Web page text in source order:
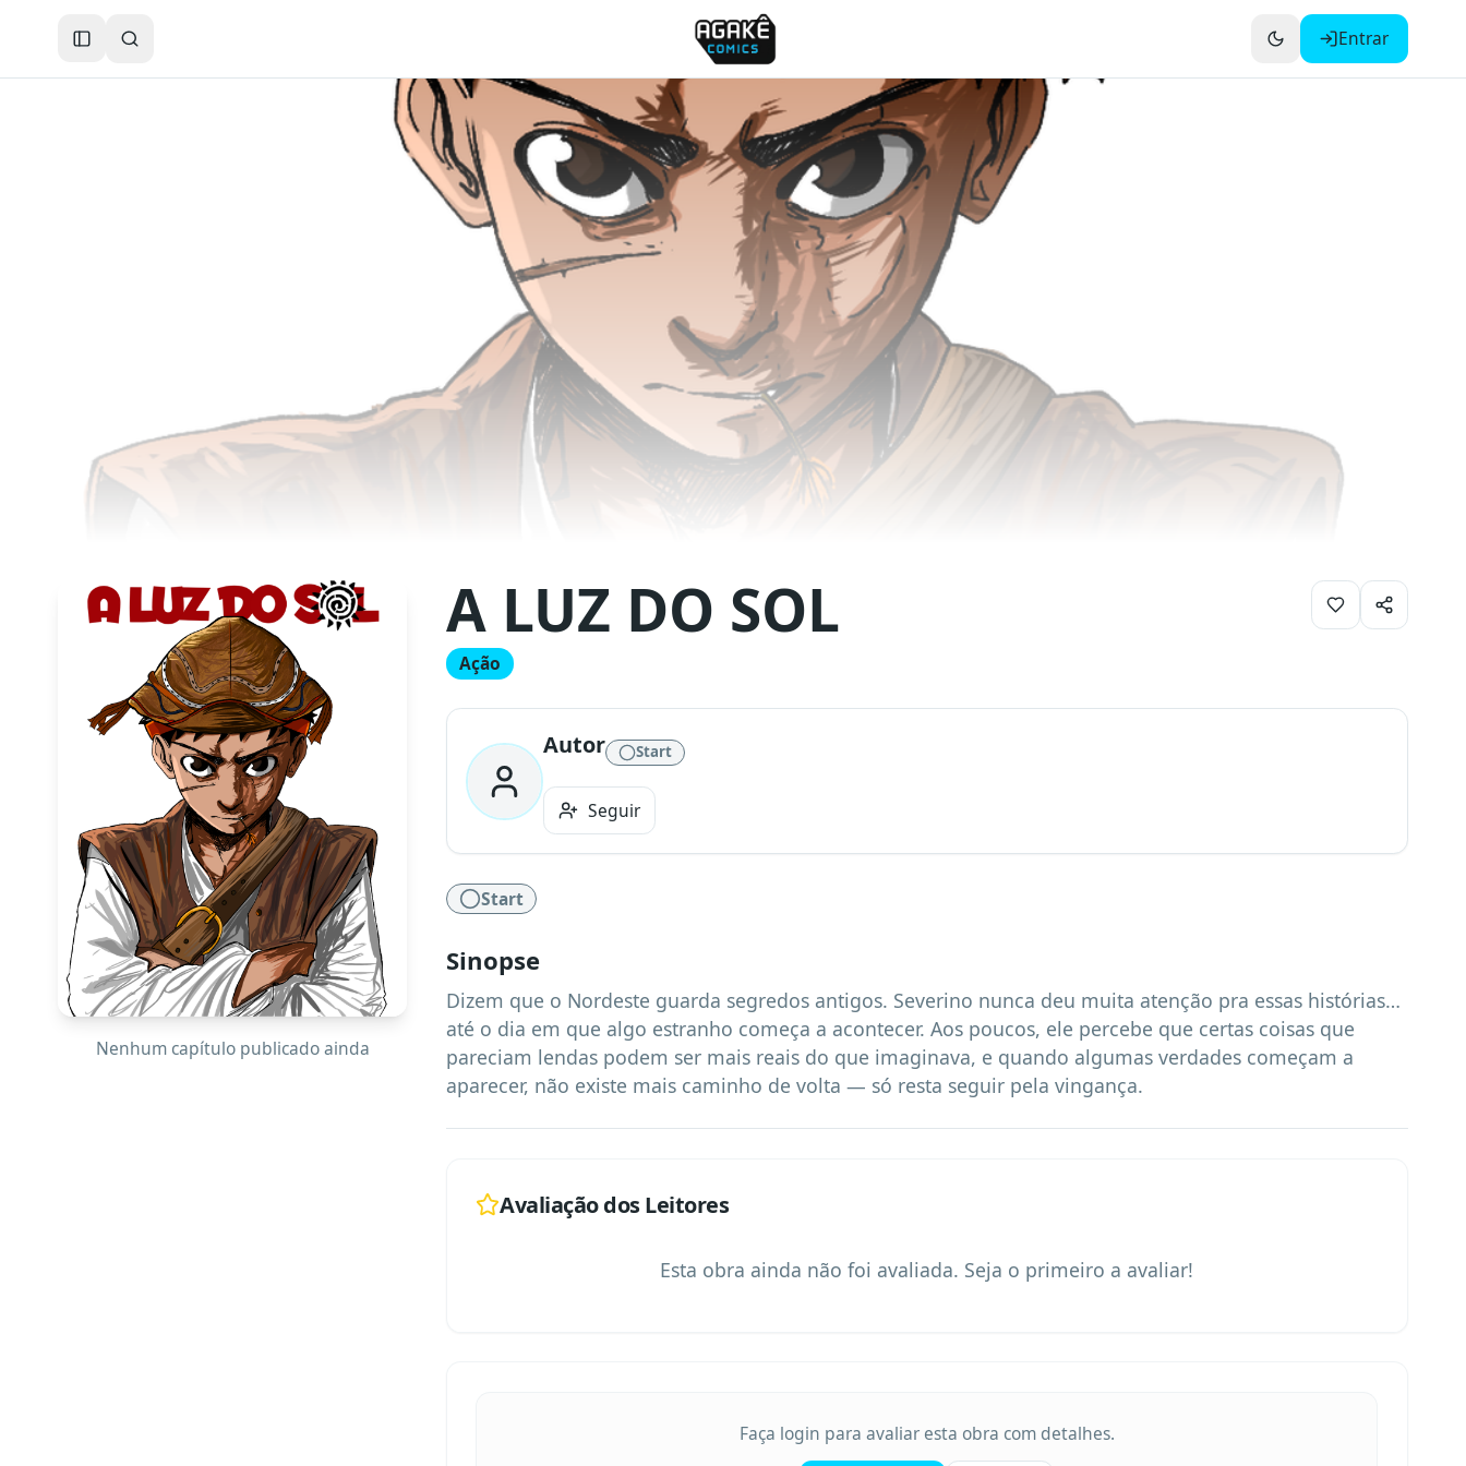
Toggle Sidebar Entrar
Nenhum capítulo publicado ainda
A LUZ DO SOL
Ação
Autor Start
Seguir
Start
Sinopse
Dizem que o Nordeste guarda segredos antigos. Severino nunca deu muita atenção pra essas histórias…
até o dia em que algo estranho começa a acontecer. Aos poucos, ele percebe que certas coisas que
pareciam lendas podem ser mais reais do que imaginava, e quando algumas verdades começam a
aparecer, não existe mais caminho de volta — só resta seguir pela vingança.
Avaliação dos Leitores
Esta obra ainda não foi avaliada. Seja o primeiro a avaliar!
Faça login para avaliar esta obra com detalhes.